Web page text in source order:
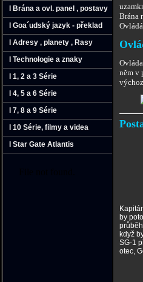
l Brána a ovl. panel ‚ postavy
l Goa´udský jazyk - překlad
l Adresy ‚ planety ‚ Rasy
l Technologie a znaky
l 1‚ 2 a 3 Série
l 4‚ 5 a 6 Série
l 7‚ 8 a 9 Série
l 10 Série‚ filmy a videa
l Star Gate Atlantis
Brána
něm v
by
když
SG-1
otec,